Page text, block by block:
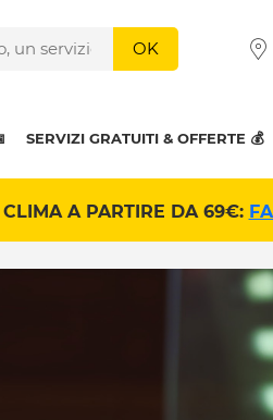
OK
SERVIZI GRATUITI & OFFERTE 💰
CLIMA A PARTIRE DA 69€: